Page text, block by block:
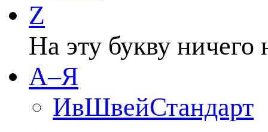
Z
На эту букву ничего
А–Я
ИвШвейСтандарт